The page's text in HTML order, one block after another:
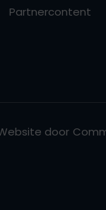
Partnercontent
door